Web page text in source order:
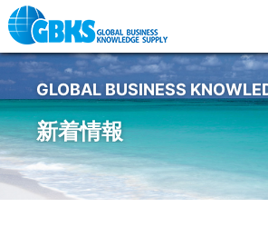
GLOBAL BUSINESS
新着情報